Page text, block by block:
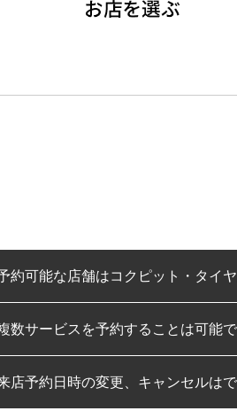
約可能な店舗はコクピット・タイ
コクピット・タイヤ館のみとなりま
数サービスを予約することは可能
複数サービスのご予約は可能です。
店予約日時の変更、キャンセルは